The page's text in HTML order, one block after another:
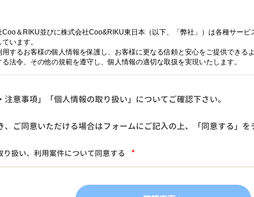
注意事項」「個人情報の取り扱い」についてご確認下さい。
、ご同意いただける場合はフォームにご記入の上、「同意する」を
り扱い、利用案件について同意する *